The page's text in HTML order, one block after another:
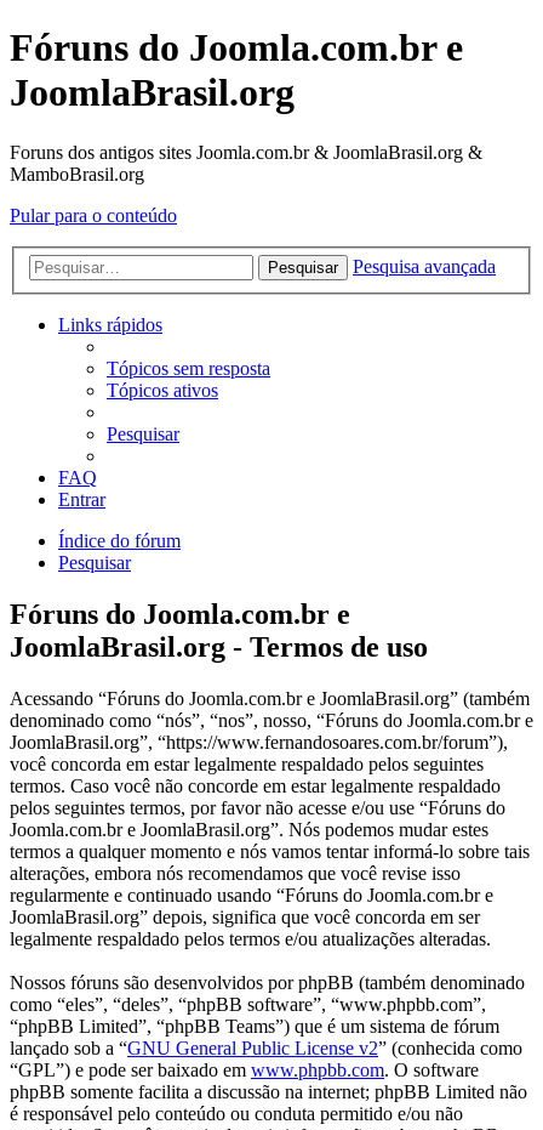
Fóruns do Joomla.com.br e
JoomlaBrasil.org
Foruns dos antigos sites Joomla.com.br & JoomlaBrasil.org &
MamboBrasil.org
Pular para o conteúdo
Pesquisar Pesquisa avançada
Links rápidos
Tópicos sem resposta
Tópicos ativos
Pesquisar
FAQ
Entrar
Índice do fórum
Pesquisar
Fóruns do Joomla.com.br e
JoomlaBrasil.org - Termos de uso
Acessando “Fóruns do Joomla.com.br e JoomlaBrasil.org” (também
denominado como “nós”, “nos”, nosso, “Fóruns do Joomla.com.br e
JoomlaBrasil.org”, “https://www.fernandosoares.com.br/forum”),
você concorda em estar legalmente respaldado pelos seguintes
termos. Caso você não concorde em estar legalmente respaldado
pelos seguintes termos, por favor não acesse e/ou use “Fóruns do
Joomla.com.br e JoomlaBrasil.org”. Nós podemos mudar estes
termos a qualquer momento e nós vamos tentar informá-lo sobre tais
alterações, embora nós recomendamos que você revise isso
regularmente e continuado usando “Fóruns do Joomla.com.br e
JoomlaBrasil.org” depois, significa que você concorda em ser
legalmente respaldado pelos termos e/ou atualizações alteradas.
Nossos fóruns são desenvolvidos por phpBB (também denominado
como “eles”, “deles”, “phpBB software”, “www.phpbb.com”,
“phpBB Limited”, “phpBB Teams”) que é um sistema de fórum
lançado sob a “GNU General Public License v2” (conhecida como
“GPL”) e pode ser baixado em www.phpbb.com. O software
phpBB somente facilita a discussão na internet; phpBB Limited não
é responsável pelo conteúdo ou conduta permitido e/ou não